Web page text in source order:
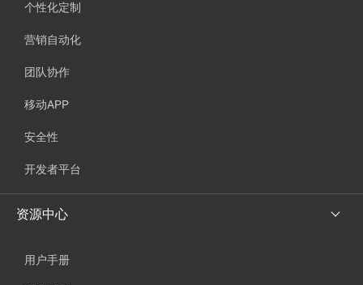
个性化定制
营销自动化
团队协作
移动APP
安全性
开发者平台
资源中心
用户手册